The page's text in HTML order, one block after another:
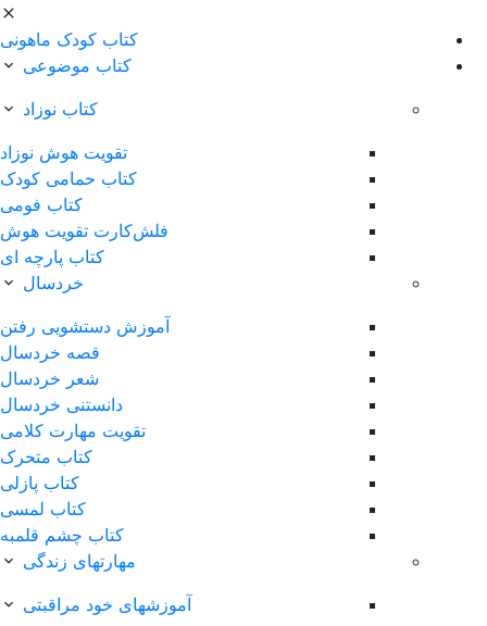
تقویت هوش نوزاد
کتاب حمامی کودک
کتاب فومی
فلش‌کارت تقویت هوش
کتاب پارچه ای
آموزش دستشویی رفتن
قصه خردسال
شعر خردسال
دانستنی خردسال
تقویت مهارت کلامی
کتاب متحرک
کتاب لمسی
کتاب چشم قلمبه
مهارتهای زندگی
آموزشهای خود مراقبتی